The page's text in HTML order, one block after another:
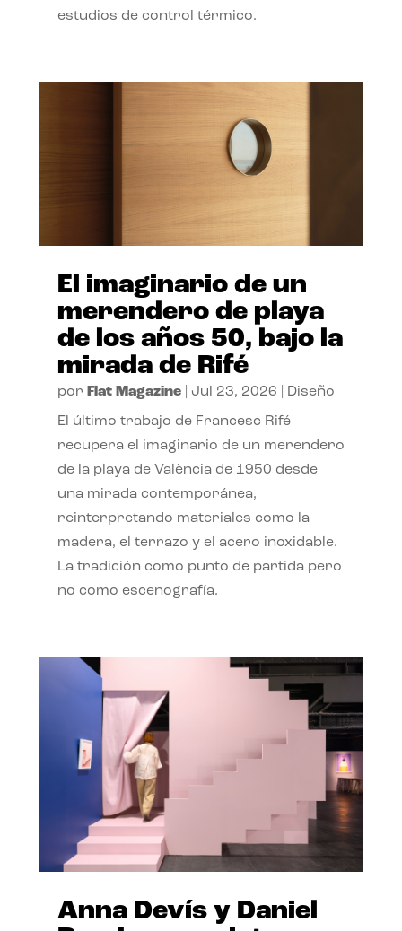
estudios de control térmico.
El imaginario de un
merendero de playa
de los años 50, bajo la
mirada de Rifé
por Flat Magazine| Jul 23, 2026 Diseño
El último trabajo de Francesc Rifé
recupera el imaginario de un merendero
de la playa de València de 1950 desde
una mirada contemporánea,
reinterpretando materiales como la
madera, el terrazo y el acero inoxidable.
La tradición como punto de partida pero
no como escenografía.
Anna Devís y Daniel